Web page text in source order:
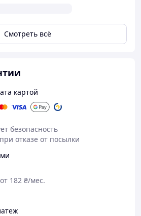
Смотреть всё
картой
безопасность
отказе от посылки
182 ₴/мес.